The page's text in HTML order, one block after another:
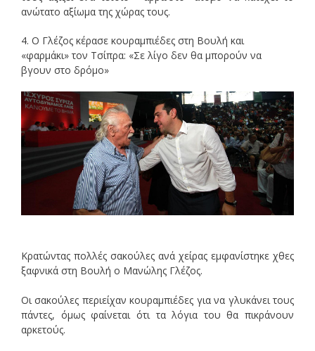
ανώτατο αξίωμα της χώρας τους.
4. Ο Γλέζος κέρασε κουραμπιέδες στη Βουλή και
«φαρμάκι» τον Τσίπρα: «Σε λίγο δεν θα μπορούν να
βγουν στο δρόμο»
Κρατώντας πολλές σακούλες ανά χείρας εμφανίστηκε χθες
ξαφνικά στη Βουλή ο Μανώλης Γλέζος.
Οι σακούλες περιείχαν κουραμπιέδες για να γλυκάνει τους
πάντες, όμως φαίνεται ότι τα λόγια του θα πικράνουν
αρκετούς.